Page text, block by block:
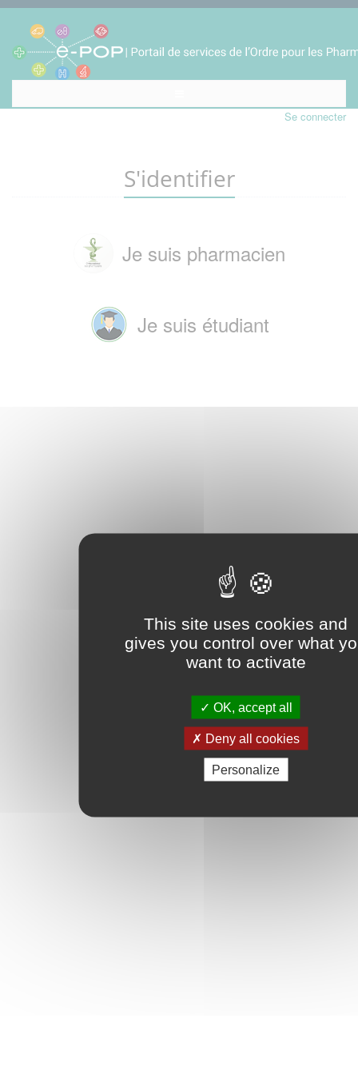
This site uses cookies and
gives you control over what
want to activate
OK, accept all
Deny all cookies
Personalize
Se connecter
S'identifier
Je suis pharmacien
Je suis étudiant